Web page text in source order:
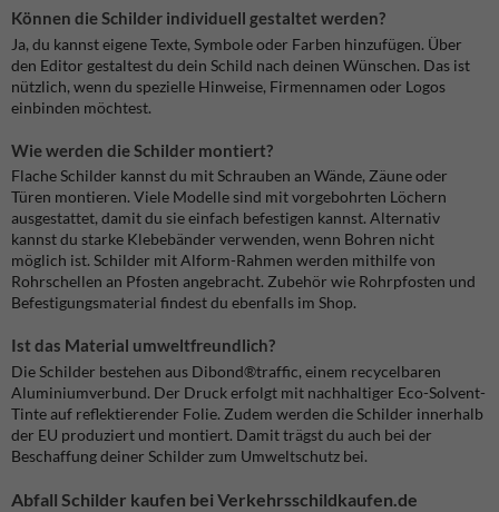
Können die Schilder individuell gestaltet werden?
Ja, du kannst eigene Texte, Symbole oder Farben hinzufügen. Über
den Editor gestaltest du dein Schild nach deinen Wünschen. Das ist
nützlich, wenn du spezielle Hinweise, Firmennamen oder Logos
einbinden möchtest.
Wie werden die Schilder montiert?
Flache Schilder kannst du mit Schrauben an Wände, Zäune oder
Türen montieren. Viele Modelle sind mit vorgebohrten Löchern
ausgestattet, damit du sie einfach befestigen kannst. Alternativ
kannst du starke Klebebänder verwenden, wenn Bohren nicht
möglich ist. Schilder mit Alform-Rahmen werden mithilfe von
Rohrschellen an Pfosten angebracht. Zubehör wie Rohrpfosten und
Befestigungsmaterial findest du ebenfalls im Shop.
Ist das Material umweltfreundlich?
Die Schilder bestehen aus Dibond®traffic, einem recycelbaren
Aluminiumverbund. Der Druck erfolgt mit nachhaltiger Eco-Solvent-
Tinte auf reflektierender Folie. Zudem werden die Schilder innerhalb
der EU produziert und montiert. Damit trägst du auch bei der
Beschaffung deiner Schilder zum Umweltschutz bei.
Abfall Schilder kaufen bei Verkehrsschildkaufen.de